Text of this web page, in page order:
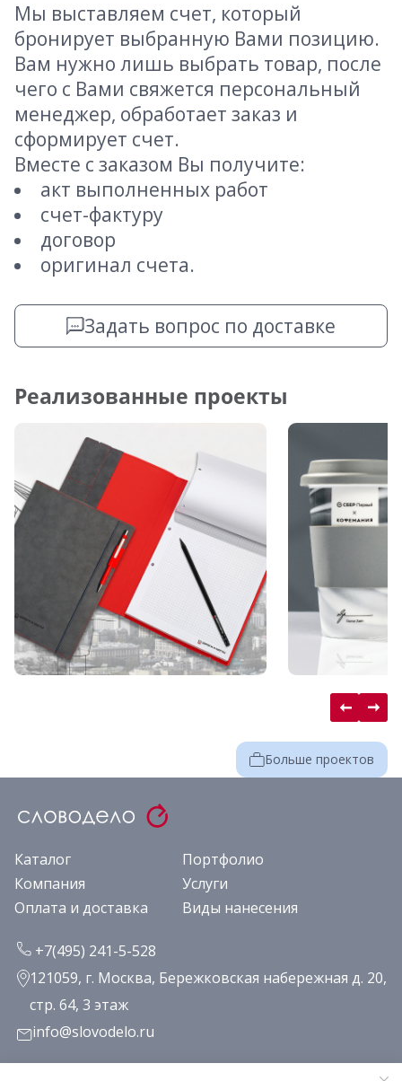
Мы выставляем счет, который
бронирует выбранную Вами позицию.
Вам нужно лишь выбрать товар, после
чего с Вами свяжется персональный
менеджер, обработает заказ и
сформирует счет.
Вместе с заказом Вы получите:
акт выполненных работ
счет-фактуру
договор
оригинал счета.
Задать вопрос по доставке
Реализованные проекты
Больше проектов
Каталог
Портфолио
Компания
Услуги
Оплата и доставка
Виды нанесения
+7(495) 241-5-528
121059, г. Москва, Бережковская набережная д. 20,
стр. 64, 3 этаж
info@slovodelo.ru